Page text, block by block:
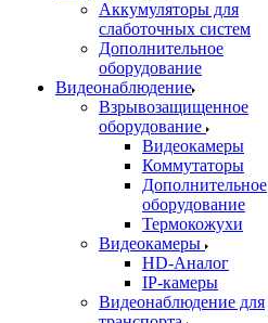
Аккумуляторы для
слаботочных систем
Дополнительное
оборудование
Видеонаблюдение
Взрывозащищенное
оборудование
Видеокамеры
Коммутаторы
Дополнительное
оборудование
Термокожухи
Видеокамеры
HD-Аналог
IP-камеры
Видеонаблюдение для